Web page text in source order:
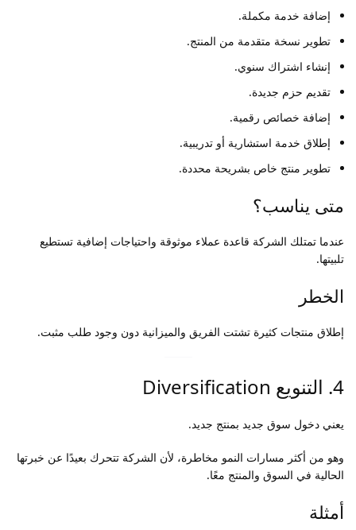
إضافة خدمة مكملة.
تطوير نسخة متقدمة من المنتج.
إنشاء اشتراك سنوي.
تقديم حزم جديدة.
إضافة خصائص رقمية.
إطلاق خدمة استشارية أو تدريبية.
تطوير منتج خاص بشريحة محددة.
متى يناسب؟
عندما تمتلك الشركة قاعدة عملاء موثوقة واحتياجات إضافية تستطيع
تلبيتها.
الخطر
إطلاق منتجات كثيرة تشتت الفريق والميزانية دون وجود طلب مثبت.
4. التنويع Diversification
يعني دخول سوق جديد بمنتج جديد.
وهو من أكثر مسارات النمو مخاطرة، لأن الشركة تتحرك بعيدًا عن خبرتها
الحالية في السوق والمنتج معًا.
أمثلة